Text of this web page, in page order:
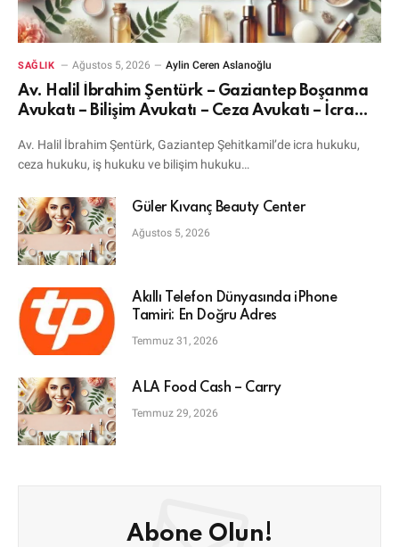
SAĞLIK Ağustos 5, 2026 Aylin Ceren Aslanoğlu
Av. Halil İbrahim Şentürk – Gaziantep Boşanma
Avukatı – Bilişim Avukatı – Ceza Avukatı – İcra
Av. Halil İbrahim Şentürk, Gaziantep Şehitkamil’de icra hukuku,
ceza hukuku, iş hukuku ve bilişim hukuku…
Güler Kıvanç Beauty Center
Ağustos 5, 2026
Akıllı Telefon Dünyasında iPhone
Tamiri: En Doğru Adres
Temmuz 31, 2026
ALA Food Cash – Carry
Temmuz 29, 2026
Abone Olun!